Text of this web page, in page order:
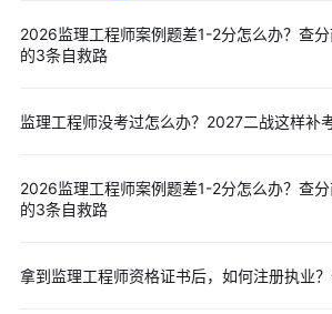
2026监理工程师案例题差1-2分怎么办？查
的3条自救路
监理工程师没考过怎么办？2027二战这样补
2026监理工程师案例题差1-2分怎么办？查
的3条自救路
拿到监理工程师资格证书后，如何注册执业